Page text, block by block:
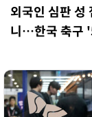
외국인 심판 성
니…한국 축구